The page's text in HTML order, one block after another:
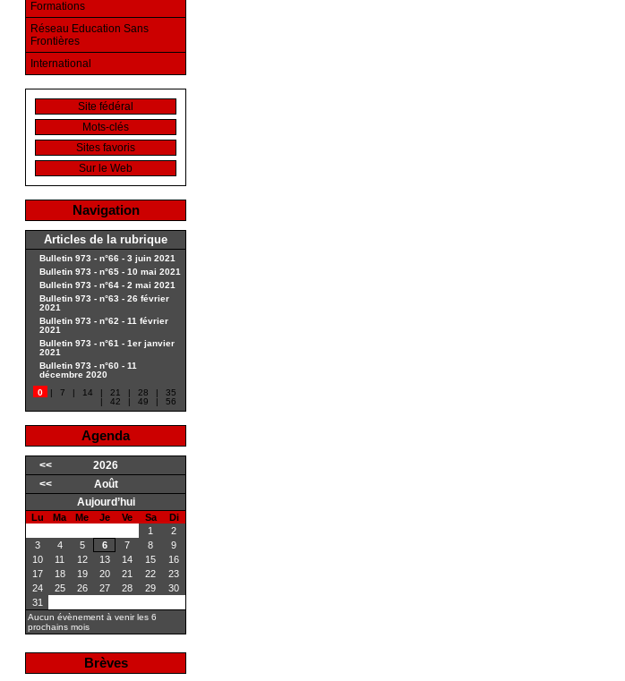
Formations
Réseau Education Sans
Frontières
International
Site fédéral
Mots-clés
Sites favoris
Sur le Web
Navigation
Articles de la rubrique
Bulletin 973 - n°66 - 3 juin 2021
Bulletin 973 - n°65 - 10 mai 2021
Bulletin 973 - n°64 - 2 mai 2021
Bulletin 973 - n°63 - 26 février
2021
Bulletin 973 - n°62 - 11 février
2021
Bulletin 973 - n°61 - 1er janvier
2021
Bulletin 973 - n°60 - 11
décembre 2020
0
| 7 | 14 | 21 | 28 |
35
|
42 | 49 | 56
Agenda
<<
2026
<<
Août
Aujourd’hui
Lu Ma Me Je Ve Sa
Di
1
2
3
4 5 6 7 8
9
10
11 12 13 14 15
16
17
18 19 20 21 22
23
24
25 26 27 28 29
30
31
Aucun évènement à venir les 6
prochains mois
Brèves